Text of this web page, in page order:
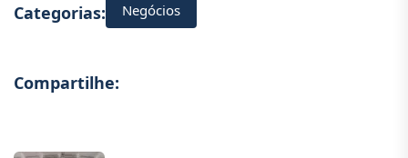
Categorias: Negócios
Compartilhe: